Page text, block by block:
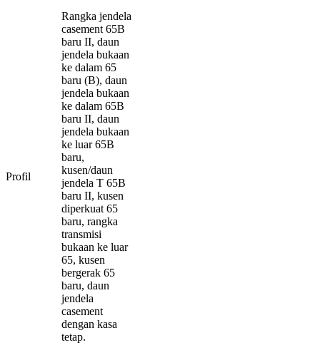
Profil
Rangka jendela
casement 65B
baru II, daun
jendela bukaan
ke dalam 65
baru (B), daun
jendela bukaan
ke dalam 65B
baru II, daun
jendela bukaan
ke luar 65B
baru,
kusen/daun
jendela T 65B
baru II, kusen
diperkuat 65
baru, rangka
transmisi
bukaan ke luar
65, kusen
bergerak 65
baru, daun
jendela
casement
dengan kasa
tetap.